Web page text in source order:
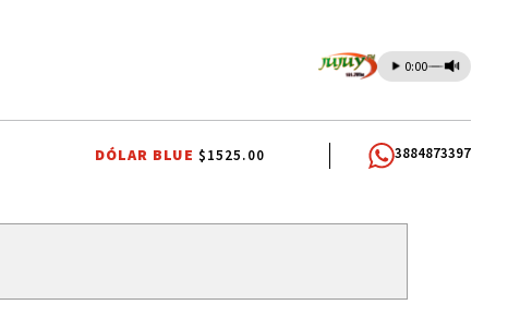
0:00
INDEPENDENCIA DEL ESTADO PLURINACIONAL DE BOLIVIA PALPALÁ
DÓLAR BLUE $1525.00 3884873397